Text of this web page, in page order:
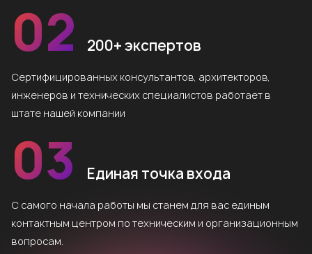
02 200+ экспертов
Сертифицированных консультантов, архитекторов,
инженеров и технических специалистов работает в
штате нашей компании
03 Единая точка входа
С самого начала работы мы станем для вас единым
контактным центром по техническим и организационным
вопросам.